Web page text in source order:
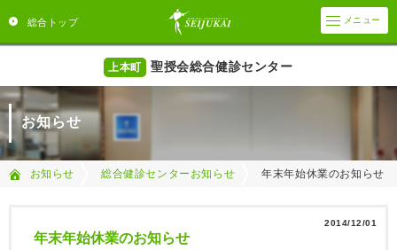
総合トップ メニュー
上本町 聖授会総合健診センター
お知らせ
お知らせ 総合健診センターお知らせ 年末年始休業のお知らせ
2014/12/01
年末年始休業のお知らせ